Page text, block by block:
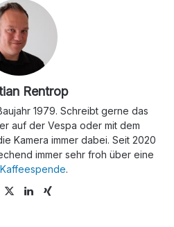
Rentrop
1979. Schreibt gerne das
auf der Vespa oder mit dem
Kamera immer dabei. Seit 2020
immer sehr froh über eine
.
We
X
Lin